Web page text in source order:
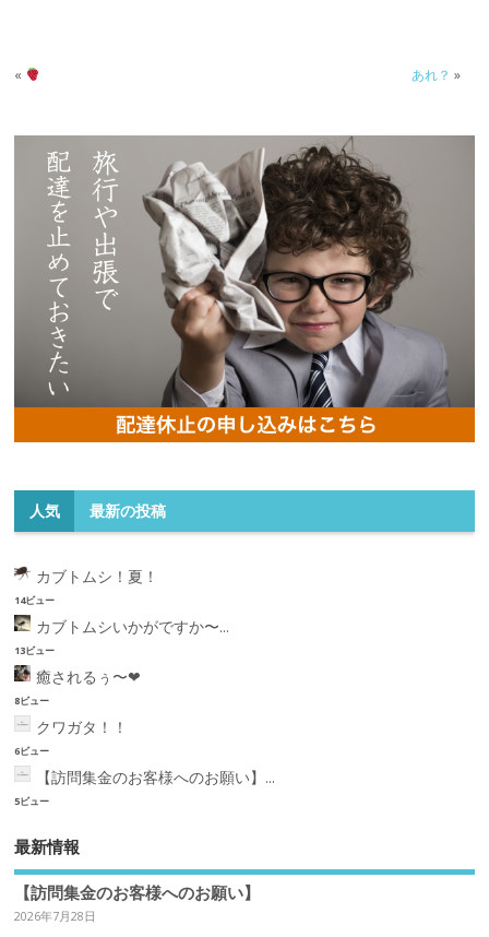
« あれ？ »
人気 最新の投稿
カブトムシ！夏！
14ビュー
カブトムシいかがですか〜...
13ビュー
癒されるぅ〜❤︎
8ビュー
クワガタ！！
6ビュー
【訪問集金のお客様へのお願い】...
5ビュー
最新情報
【訪問集金のお客様へのお願い】
2026年7月28日